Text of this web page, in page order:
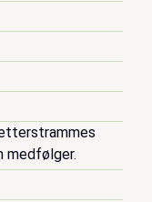
medfølger.